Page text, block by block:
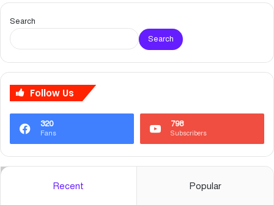
Search
Search
Follow Us
320
Fans
798
Subscribers
Recent Popular